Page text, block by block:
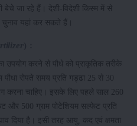
बेचे जा रहे हैं। देशी-विदेशी किस्म में से
यहां कर सकते हैं।
उपयोग करने से पौधे को प्राकृतिक तरीके
रोपते समय प्रति गड्ढा 25 से 30
करना चाहिए। इसके लिए पहले साल 260
और 500 ग्राम पोटेशियम सल्फेट प्रति
दिया है। इसी तरह आयु, कद एवं क्षमता